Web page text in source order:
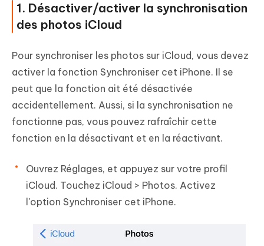
1. Désactiver/activer la synchronisation
des photos iCloud
Pour synchroniser les photos sur iCloud, vous devez
activer la fonction Synchroniser cet iPhone. Il se
peut que la fonction ait été désactivée
accidentellement. Aussi, si la synchronisation ne
fonctionne pas, vous pouvez rafraîchir cette
fonction en la désactivant et en la réactivant.
Ouvrez Réglages, et appuyez sur votre profil
iCloud. Touchez iCloud > Photos. Activez
l'option Synchroniser cet iPhone.